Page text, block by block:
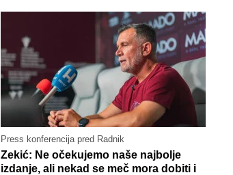
Press konferencija pred Radnik
Zekić: Ne očekujemo naše najbolje
izdanje, ali nekad se meč mora dobiti i